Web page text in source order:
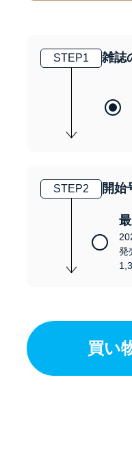
STEP1 雑誌
STEP2 開始
発
買い